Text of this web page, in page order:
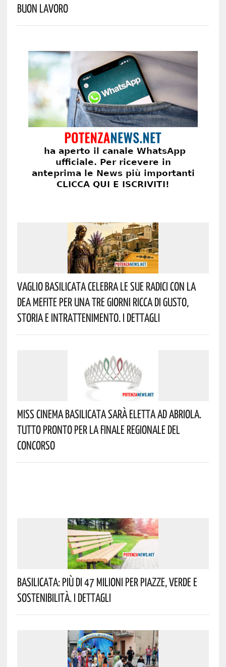
Buon Lavoro
Vaglio Basilicata Celebra Le Sue Radici Con La
Dea Mefite Per Una Tre Giorni Ricca Di Gusto,
Storia E Intrattenimento. I Dettagli
Miss Cinema Basilicata Sarà Eletta Ad Abriola.
Tutto Pronto Per La Finale Regionale Del
Concorso
Basilicata: Più Di 47 Milioni Per Piazze, Verde E
Sostenibilità. I Dettagli